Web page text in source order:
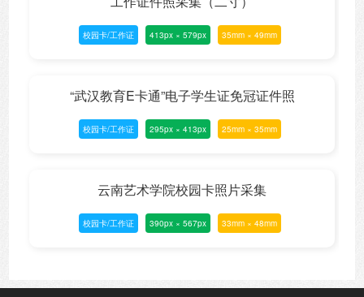
校园卡/工作证 413px × 579px 35mm × 49mm
“武汉教育E卡通”电子学生证免冠证件照
校园卡/工作证 295px × 413px 25mm × 35mm
云南艺术学院校园卡照片采集
校园卡/工作证 390px × 567px 33mm × 48mm